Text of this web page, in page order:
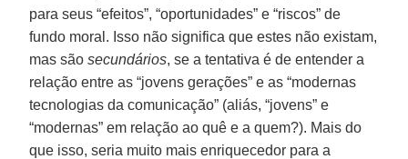
para seus “efeitos”, “oportunidades” e “riscos” de
fundo moral. Isso não significa que estes não existam,
mas sãosecundários, se a tentativa é de entender a
relação entre as “jovens gerações” e as “modernas
tecnologias da comunicação” (aliás, “jovens” e
“modernas” em relação ao quê e a quem?). Mais do
que isso, seria muito mais enriquecedor para a